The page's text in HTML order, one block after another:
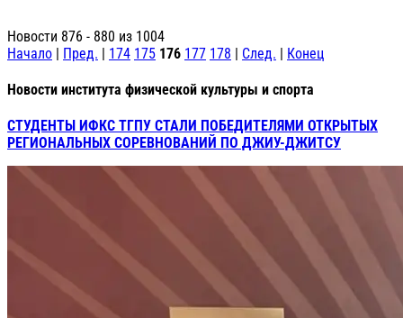
Новости 876 - 880 из 1004
Начало | Пред. | 174 175 176 177 178 | След. | Конец
Новости института физической культуры и спорта
СТУДЕНТЫ ИФКС ТГПУ СТАЛИ ПОБЕДИТЕЛЯМИ ОТКРЫТЫХ
РЕГИОНАЛЬНЫХ СОРЕВНОВАНИЙ ПО ДЖИУ-ДЖИТСУ